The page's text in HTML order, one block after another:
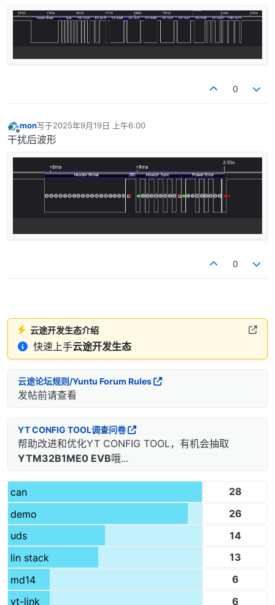
0
离线
mon写于2025年9月19日 上午6:00
最后由 编辑
干扰后波形
0
云途开发生态介绍
快速上手云途开发生态
云途论坛规则/Yuntu Forum Rules
发帖前请查看
YT CONFIG TOOL调查问卷
帮助改进和优化YT CONFIG TOOL，有机会抽取
YTM32B1ME0 EVB哦...
can
28
demo
26
uds
14
lin stack
13
md14
6
yt-link
6